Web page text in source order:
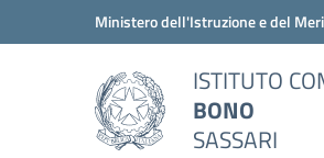
Vai ai contenuti
Vai al menu di navigazioneMinistero dell'Istruzione e del
ISTITUTO
BONO
SASSARI